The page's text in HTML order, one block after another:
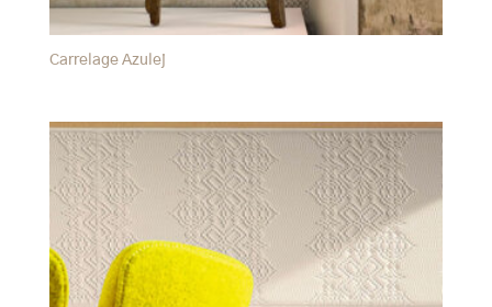
Carrelage Azulej